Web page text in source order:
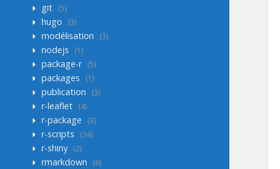
git 5
hugo 3
modélisation 3
nodejs 1
package-r 5
packages 1
publication 3
r-leaflet 4
r-package 3
r-scripts 34
r-shiny 2
rmarkdown 6